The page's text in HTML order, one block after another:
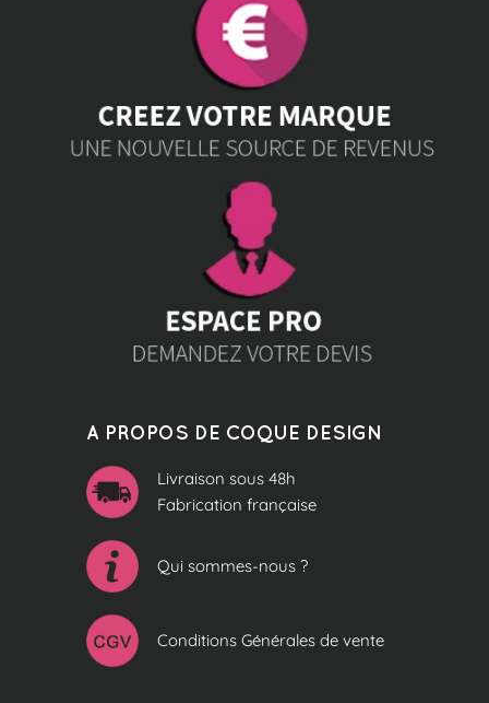
A PROPOS DE COQUE DESIGN
Livraison sous 48h
Fabrication française
Qui sommes-nous ?
Conditions Générales de vente